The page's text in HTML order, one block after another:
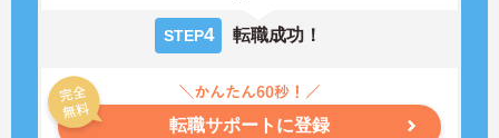
STEP4 転職成功！
転職サポートに登録